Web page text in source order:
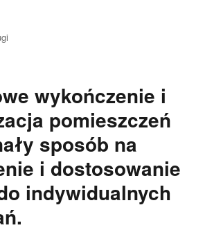
wykończenie i
pomieszczeń
sposób na
i dostosowanie
indywidualnych